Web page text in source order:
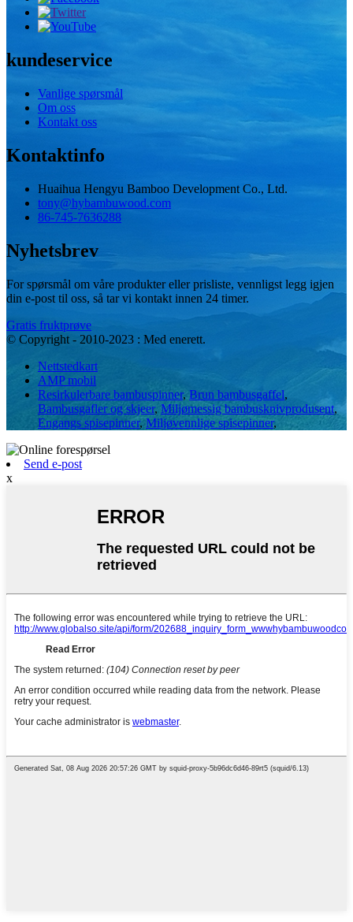
kundeservice
Vanlige spørsmål
Om oss
Kontakt oss
Kontaktinfo
Huaihua Hengyu Bamboo Development Co., Ltd.
tony@hybambuwood.com
86-745-7636288
Nyhetsbrev
For spørsmål om våre produkter eller prisliste, vennligst legg igjen
din e-post til oss, så tar vi kontakt innen 24 timer.
Gratis fruktprøve
© Copyright - 2010-2023 : Med enerett.
Nettstedkart
AMP mobil
Resirkulerbare bambuspinner,Brun bambusgaffel,
Bambusgafler og skjeer,Miljømessig bambusknivprodusent,
Engangs spisepinner,Miljøvennlige spisepinner,
Send e-post
x